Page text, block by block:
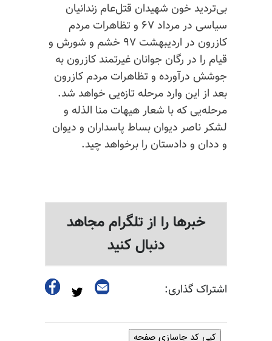
بی‌تردید خون شهیدان قتل‌عام زندانیان
سیاسی در مرداد ۶۷ و تظاهرات مردم
کازرون در اردیبهشت ۹۷ خشم و شورش و
قیام را در رگان جوانان غیرتمند کازرون به
جوشش درآورده و تظاهرات مردم کازرون
بعد از این وارد مرحله تازه‌یی خواهد شد.
مرحله‌یی که با شعار هیهات منا الذله و
لشکر ناصر دیوان بساط پاسداران و دیوان
و ددان و دادستان را برخواهد چید.
خبرها را از تلگرام مجاهد
دنبال کنید
اشتراک گذاری:
کپی کد جاسازی صفحه